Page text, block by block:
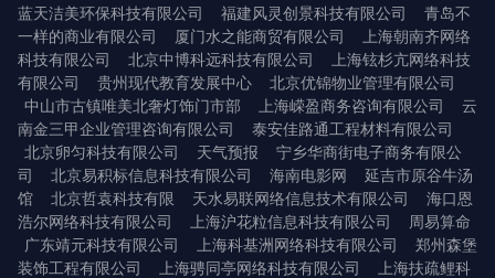
蓝天洁美环保科技有限公司
福建风灵创景科技有限公司
青岛不
一样的商业有限公司
厦门水之能商贸有限公司
上海朝南齐网络
科技有限公司
北京中博科远科技有限公司
上海铉杉亢网络科技
有限公司
贵州现代教育发展中心
北京优锦物业管理有限公司
中山市古镇唯美北奢灯饰门市部
上海嵘盈商务咨询有限公司
云
南金三甲企业管理咨询有限公司
泰安佳路通工程材料有限公司
北京卵匀科技有限公司
天气预报
宁乡华商街电子商务有限公
司
北京易积标信息科技有限公司 海南电影网
延吉市原谷牛汤
馆
北京哲袁科技有限 天水易联网络信息技术有限公司
海口恩
浩尔网络科技有限公司
上海沪花粒信息科技有限公司
周易算命
广东靖元科技有限公司
上海科基洲网络科技有限公司
郑州森堡
装饰工程有限公司
上海骋同亭网络科技有限公司
上海扶疏鲤科